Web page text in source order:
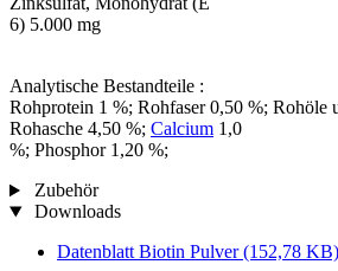
6) 5.000 mg
Analytische Bestandteile :
Rohprotein 1 %; Rohfaser 0,50 %; Rohöle
Rohasche 4,50 %; Calcium 1,0
%; Phosphor 1,20 %;
Zubehör
Downloads
Datenblatt Biotin Pulver(152,78 KB)